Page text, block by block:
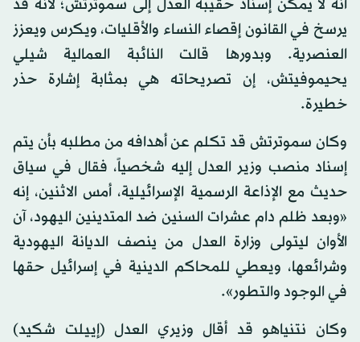
أنه لا يمكن إسناد حقيبة العدل إلى سموترتش؛ لأنه قد
يرسخ في القانون إقصاء النساء والأقليات، ويكرس ويعزز
العنصرية. وبدورها قالت النائبة العمالية شيلي
يحيموفيتش، إن تصريحاته هي بمثابة إشارة حذر
خطيرة.
وكان سموترتش قد تكلم عن أهدافه من مطلبه بأن يتم
إسناد منصب وزير العدل إليه شخصياً، فقال في سياق
حديث مع الإذاعة الرسمية الإسرائيلية، أمس الاثنين، إنه
«وبعد ظلم دام عشرات السنين ضد المتدينين اليهود، آن
الأوان ليتولى وزارة العدل من ينصف الديانة اليهودية
وشرائعها، ويعطي للمحاكم الدينية في إسرائيل حقها
في الوجود والتطور».
وكان نتنياهو قد أقال وزيري العدل (إييلت شكيد)